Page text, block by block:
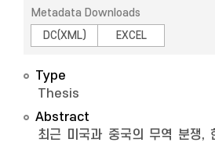
Metadata Downloads
DC(XML)
EXCEL
Type
Thesis
Abstract
최근 미국과 중국의 무역 분쟁,